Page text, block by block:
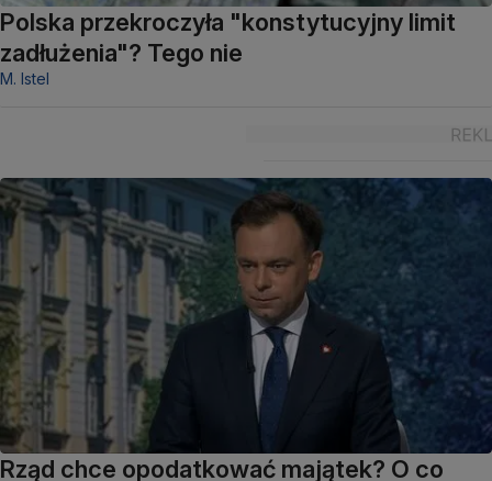
Polska przekroczyła "konstytucyjny limit
zadłużenia"? Tego nie
M. Istel
Rząd chce opodatkować majątek? O co